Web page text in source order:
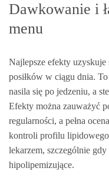
Dawkowanie i
menu
Najlepsze efekty uzyskuje
posiłków w ciągu dnia.
nasila się po jedzeniu, a
Efekty można zauważyć
regularności, a pełna
kontroli profilu
lekarzem, szczególnie
hipolipemizujące.